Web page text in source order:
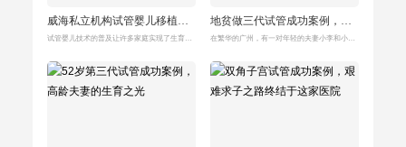
威海私立机构试管婴儿移植后需要注意些什么，试管移植后护理指南
试管婴儿技术的普及让许多家庭实现了生育的梦想，而在这一过程中，胚胎移植后护理显得尤为重要。尤其对于选择在威海私立机构进行试管婴儿的夫妻来说，了解移植后需要注意的
地贫做三代试管成功案例，广东这对小夫妻喜获健康宝宝
在繁华的广州，有一对年轻的夫妻小李和小张，他们的故事让人感受到爱与希望的力量。小李今年25岁，和小张相识于大学校园，经过几年的甜蜜恋爱，两人于去年步入婚姻殿堂。